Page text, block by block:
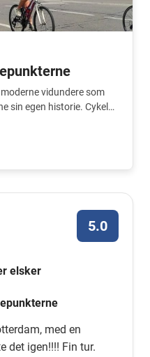
vidundere som
sin egen historie. Cykel
kvarterer.
5.0
elsker
med en
det igen!!!! Fin tur.